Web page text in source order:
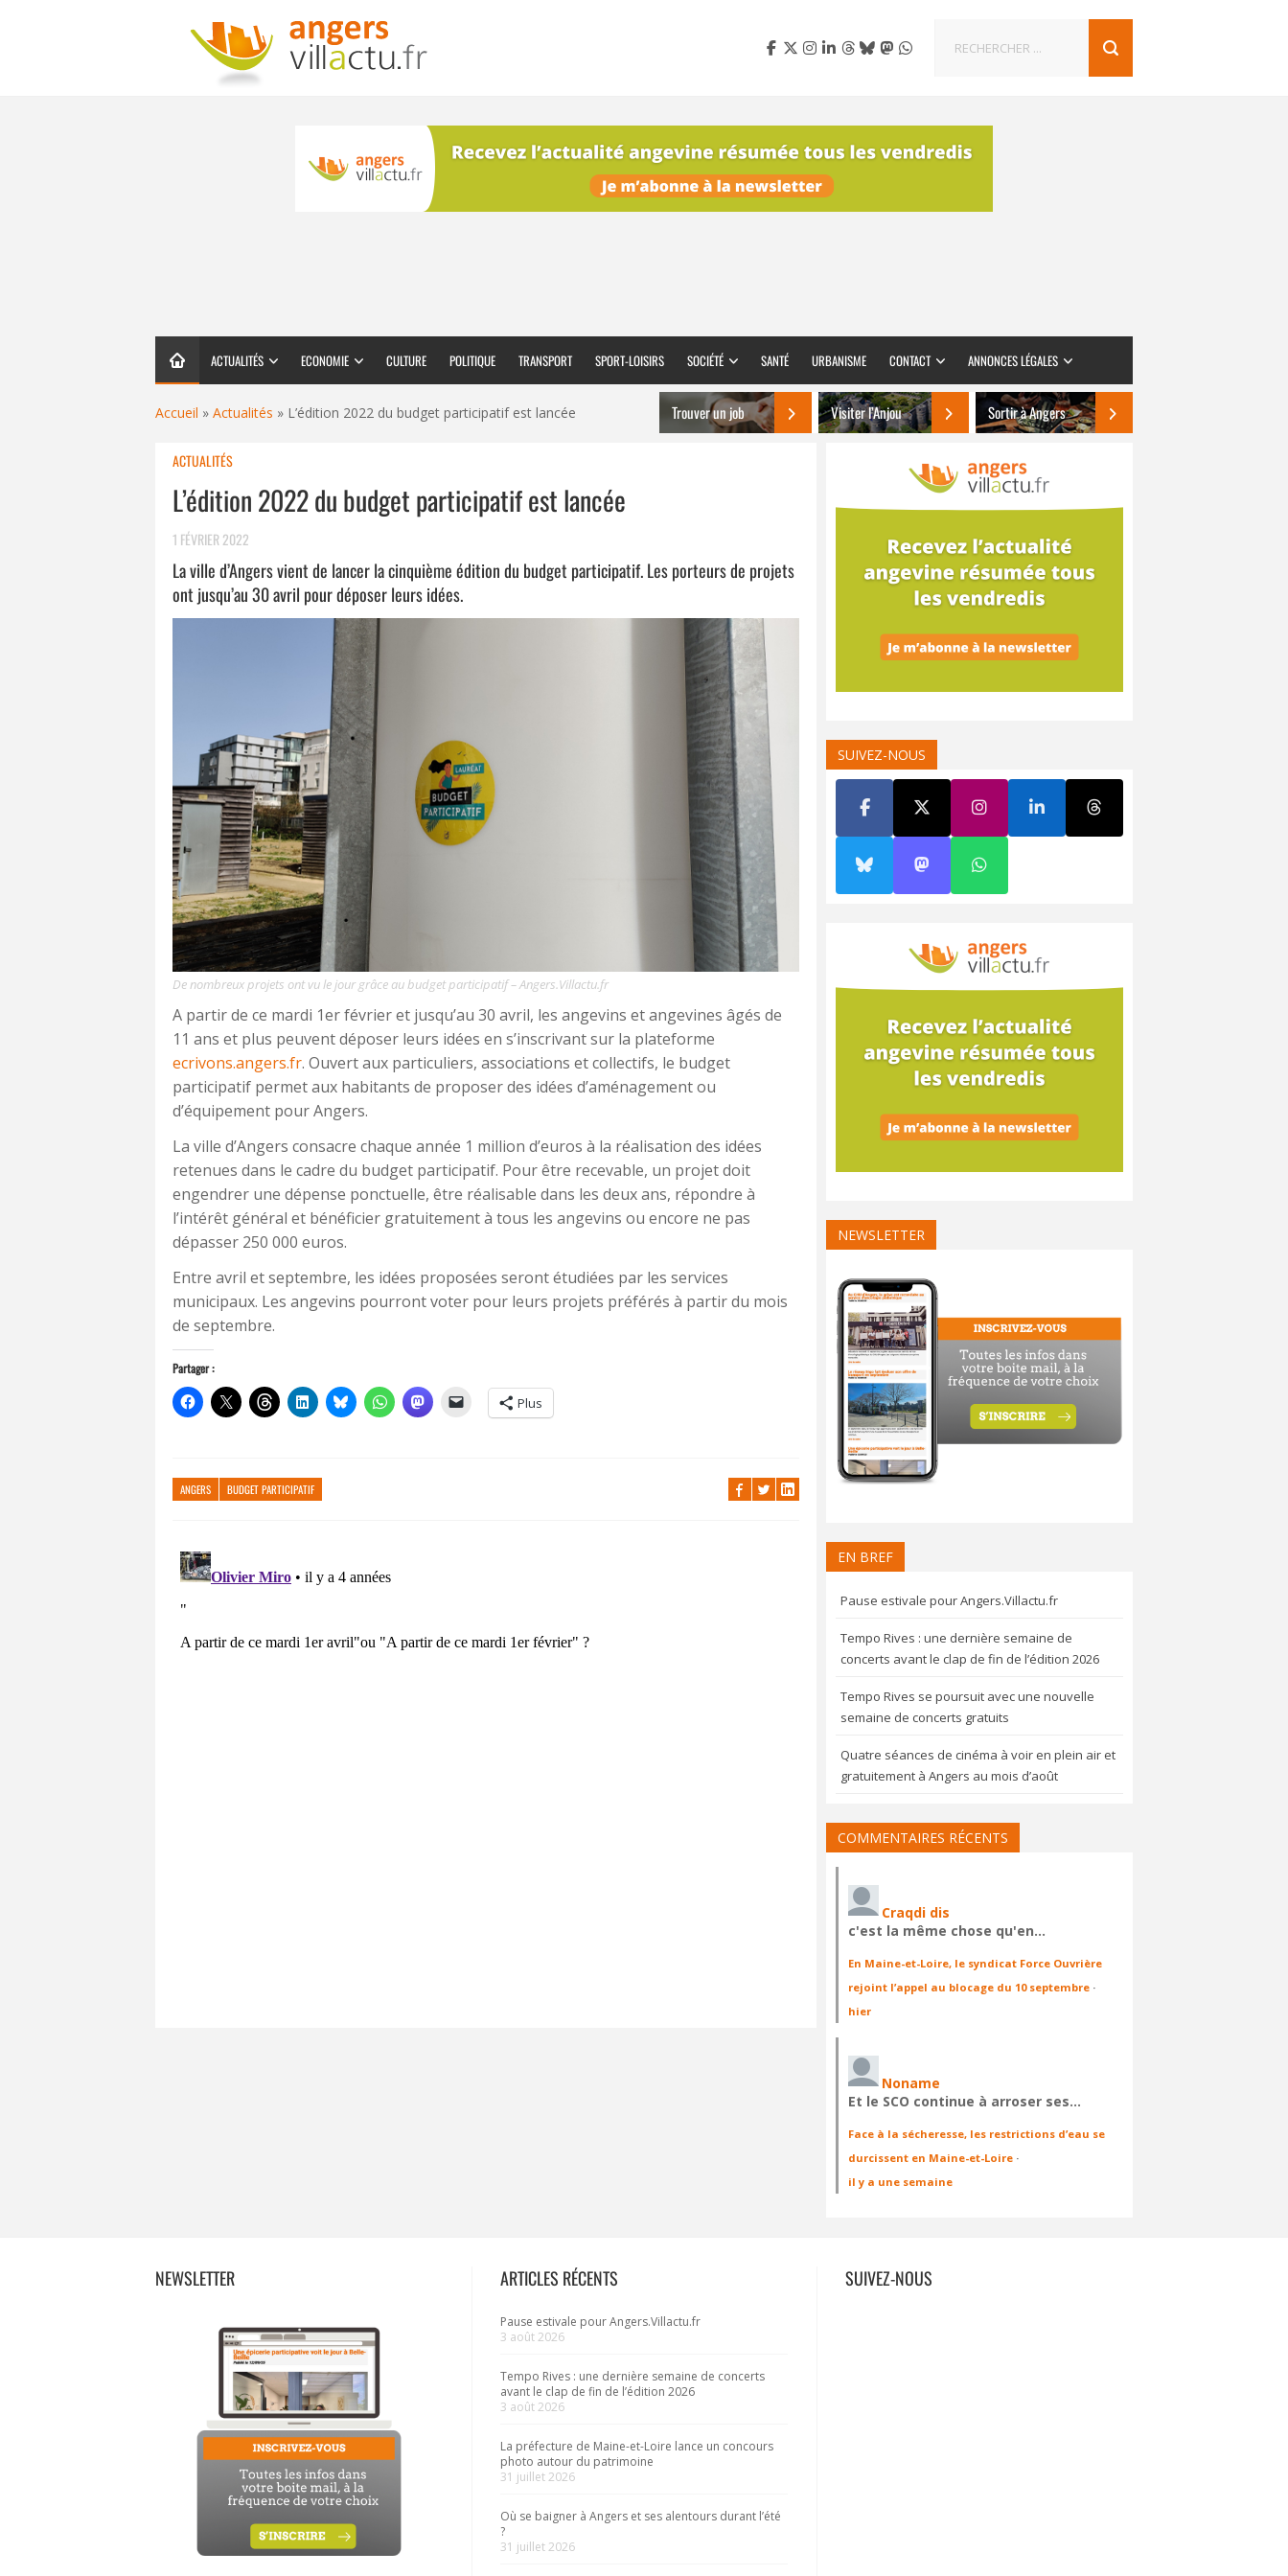
ACTUALITÉS ECONOMIE CULTURE POLITIQUE TRANSPORT SPORT-LOISIRS SOCIÉTÉ SANTÉ URBANISME CONTACT ANNONCES LÉGALES
Accueil » Actualités » L’édition 2022 du budget participatif est lancée Trouver un job Visiter l’Anjou Sortir à Angers
ACTUALITÉS
L’édition 2022 du budget participatif est lancée
1 FÉVRIER 2022
La ville d’Angers vient de lancer la cinquième édition du budget participatif. Les porteurs de projets
ont jusqu’au 30 avril pour déposer leurs idées.
De nombreux projets ont vu le jour grâce au budget participatif – Angers.Villactu.fr
A partir de ce mardi 1er février et jusqu’au 30 avril, les angevins et angevines âgés de
11 ans et plus peuvent déposer leurs idées en s’inscrivant sur la plateforme
ecrivons.angers.fr. Ouvert aux particuliers, associations et collectifs, le budget
participatif permet aux habitants de proposer des idées d’aménagement ou
d’équipement pour Angers.
La ville d’Angers consacre chaque année 1 million d’euros à la réalisation des idées
retenues dans le cadre du budget participatif. Pour être recevable, un projet doit
engendrer une dépense ponctuelle, être réalisable dans les deux ans, répondre à
l’intérêt général et bénéficier gratuitement à tous les angevins ou encore ne pas
dépasser 250 000 euros.
Entre avril et septembre, les idées proposées seront étudiées par les services
municipaux. Les angevins pourront voter pour leurs projets préférés à partir du mois
de septembre.
Partager :
Plus
ANGERS BUDGET PARTICIPATIF
SUIVEZ-NOUS
NEWSLETTER
EN BREF
Pause estivale pour Angers.Villactu.fr
Tempo Rives : une dernière semaine de
concerts avant le clap de fin de l’édition 2026
Tempo Rives se poursuit avec une nouvelle
semaine de concerts gratuits
Quatre séances de cinéma à voir en plein air et
gratuitement à Angers au mois d’août
COMMENTAIRES RÉCENTS
Craqdi dis
c'est la même chose qu'en…
En Maine-et-Loire, le syndicat Force Ouvrière
rejoint l’appel au blocage du 10 septembre ·
hier
Noname
Et le SCO continue à arroser ses…
Face à la sécheresse, les restrictions d’eau se
durcissent en Maine-et-Loire ·
il y a une semaine
NEWSLETTER ARTICLES RÉCENTS
Pause estivale pour Angers.Villactu.fr
3 août 2026
Tempo Rives : une dernière semaine de concerts
avant le clap de fin de l’édition 2026
3 août 2026
La préfecture de Maine-et-Loire lance un concours
photo autour du patrimoine
31 juillet 2026
Où se baigner à Angers et ses alentours durant l’été
?
31 juillet 2026
SUIVEZ-NOUS